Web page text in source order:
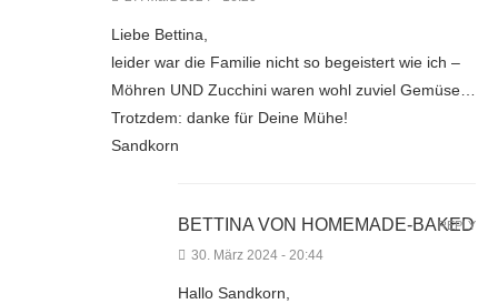
Liebe Bettina,
leider war die Familie nicht so begeistert wie ich –
Möhren UND Zucchini waren wohl zuviel Gemüse…
Trotzdem: danke für Deine Mühe!
Sandkorn
BETTINA VON HOMEMADE-BAKED
30. März 2024 - 20:44
Hallo Sandkorn,
REPLY